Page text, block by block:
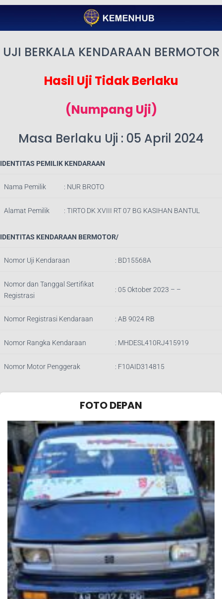
UJI BERKALA KENDARAAN BERMOTOR
Hasil Uji Tidak Berlaku
(Numpang Uji)
Masa Berlaku Uji : 05 April 2024
IDENTITAS PEMILIK KENDARAAN
Nama Pemilik : NUR BROTO
Alamat Pemilik : TIRTO DK XVIII RT 07 BG KASIHAN BANTUL
IDENTITAS KENDARAAN BERMOTOR/
Nomor Uji Kendaraan : BD15568A
Nomor dan Tanggal Sertifikat
Registrasi
: 05 Oktober 2023 – –
Nomor Registrasi Kendaraan : AB 9024 RB
Nomor Rangka Kendaraan : MHDESL410RJ415919
Nomor Motor Penggerak : F10AID314815
FOTO DEPAN